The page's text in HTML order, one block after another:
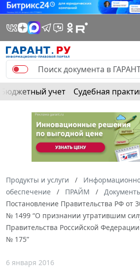
Бюджетный учет Судебная
Продукты и услуги
обеспечение
ПРАЙМ
Постановление Правительства РФ от
№ 1499 “О признании утратившим
Правительства Российской
№ 175”
6 января 2016